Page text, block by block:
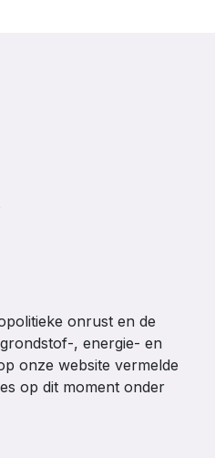
onrust en de
, energie- en
onze website vermelde
op dit moment onder